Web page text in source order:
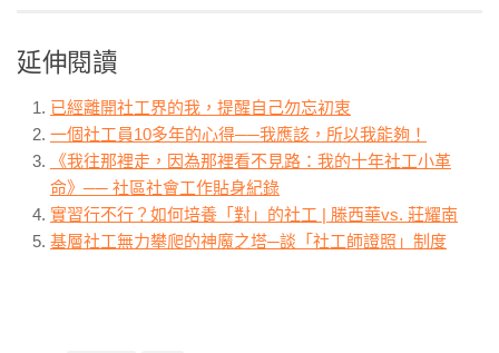
延伸閱讀
已經離開社工界的我，提醒自己勿忘初衷
一個社工員10多年的心得──我應該，所以我能夠！
《我往那裡走，因為那裡看不見路：我的十年社工小革
命》── 社區社會工作貼身紀錄
實習行不行？如何培養「對」的社工 | 滕西華vs. 莊耀南
基層社工無力攀爬的神魔之塔─談「社工師證照」制度